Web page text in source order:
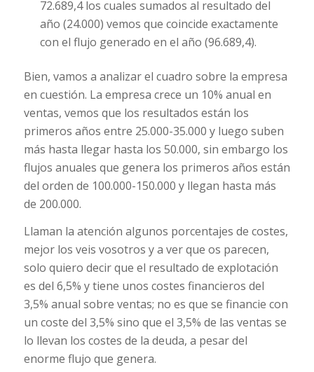
72.689,4 los cuales sumados al resultado del
año (24.000) vemos que coincide exactamente
con el flujo generado en el año (96.689,4).
Bien, vamos a analizar el cuadro sobre la empresa
en cuestión. La empresa crece un 10% anual en
ventas, vemos que los resultados están los
primeros años entre 25.000-35.000 y luego suben
más hasta llegar hasta los 50.000, sin embargo los
flujos anuales que genera los primeros años están
del orden de 100.000-150.000 y llegan hasta más
de 200.000.
Llaman la atención algunos porcentajes de costes,
mejor los veis vosotros y a ver que os parecen,
solo quiero decir que el resultado de explotación
es del 6,5% y tiene unos costes financieros del
3,5% anual sobre ventas; no es que se financie con
un coste del 3,5% sino que el 3,5% de las ventas se
lo llevan los costes de la deuda, a pesar del
enorme flujo que genera.